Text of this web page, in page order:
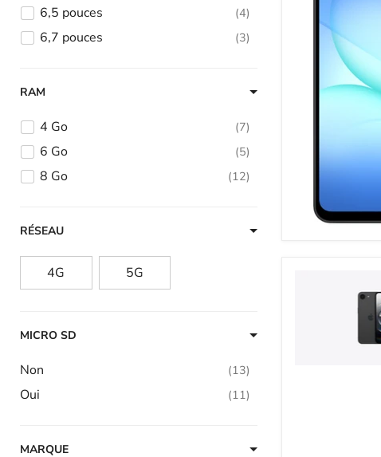
6,5 pouces 4
6,7 pouces 3
RAM
4 Go 7
6 Go 5
8 Go 12
RÉSEAU
4G 5G
MICRO SD
Non 13
Oui 11
MARQUE